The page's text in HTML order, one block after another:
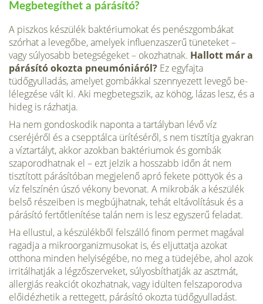
Megbetegíthet a párásító?
A piszkos készülék baktériumokat és penészgom­bákat
szórhat a levegőbe, amelyek influenzaszerű tüne­teket –
vagy súlyosabb beteg­ségeket – okozhatnak. Hallott már a
párásító okozta pneumóniáról? Ez egyfajta
tüdőgyulladás, amelyet gom­bákkal szennyezett levegő be­
lélegzése vált ki. Aki megbeteg­szik, az köhög, lázas lesz, és a
hideg is rázhatja.
Ha nem gondoskodik na­ponta a tartályban lévő víz
cseréjéről és a csepptálca ürítéséről, s nem tisztítja gyak­ran
a víztartályt, akkor azok­ban baktériumok és gombák
szaporodhatnak el – ezt jelzik a hosszabb időn át nem
tisztí­tott párásítóban megjelenő apró fekete pöttyök és a
víz felszínén úszó vékony bevonat. A mikrobák a készülék
belső részeiben is megbújhatnak, te­hát eltávolításuk és a
párásító fertőtlenítése talán nem is lesz egyszerű feladat.
Ha ellustul, a készülékből felszálló finom permet magával
ragadja a mik­roorganizmusokat is, és eljut­tatja azokat
otthona minden helyiségébe, no meg a tüdejé­be, ahol azok
irritálhatják a légzőszerveket, súlyosbíthatják az asztmát,
allergiás reakciót okozhatnak, vagy idülten fel­szaporodva
előidézhetik a ret­tegett, párásító okozta tüdő­gyulladást.